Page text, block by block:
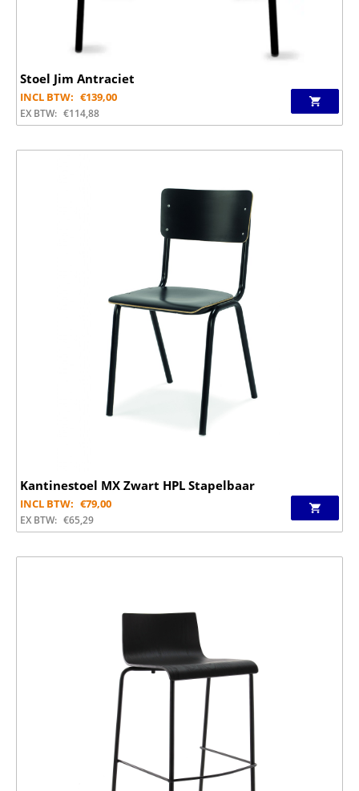
Stoel Jim Antraciet
INCL BTW: €139,00
EX BTW: €114,88
Kantinestoel MX Zwart HPL Stapelbaar
INCL BTW: €79,00
EX BTW: €65,29